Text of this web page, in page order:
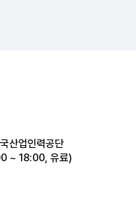
산업인력공단
~ 18:00, 유료)